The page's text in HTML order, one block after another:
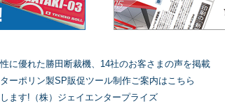
に優れた勝田断裁機、14社のお客さまの声を掲載
ーポリン製SP販促ツール制作ご案内はこちら
ます!（株）ジェイエンタープライズ